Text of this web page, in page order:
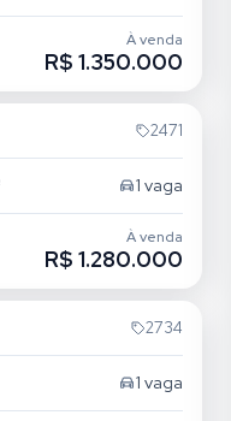
À venda
R$ 1.350.000
2471
1 vaga
À venda
R$ 1.280.000
2734
1 vaga